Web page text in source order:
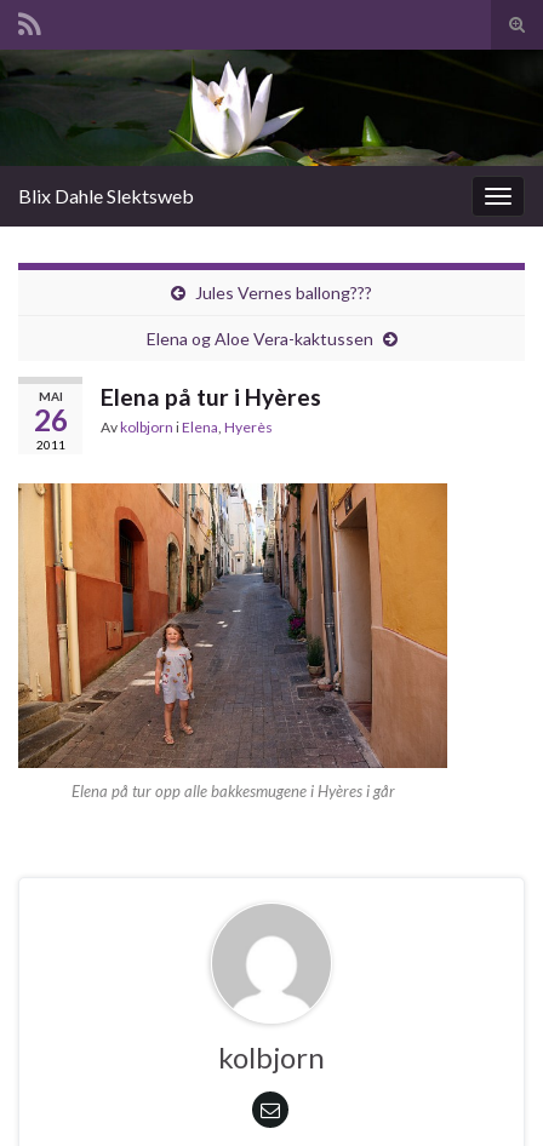
Slå
av/
Search for:
Slåu
av/på
Blix Dahle Slektsweb
Jules Vernes ballong???
Elena og Aloe Vera-kaktussen
MAI
26
2011
Elena på tur i Hyères
Avkolbjorn iElena Hyerès
Elena på tur opp alle bakkesmugene i Hyères i går
kolbjorn